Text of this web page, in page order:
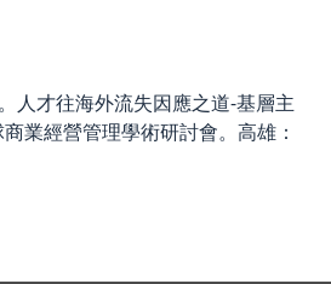
人才往海外流失因應之道-基層主
業經營管理學術研討會。高雄：